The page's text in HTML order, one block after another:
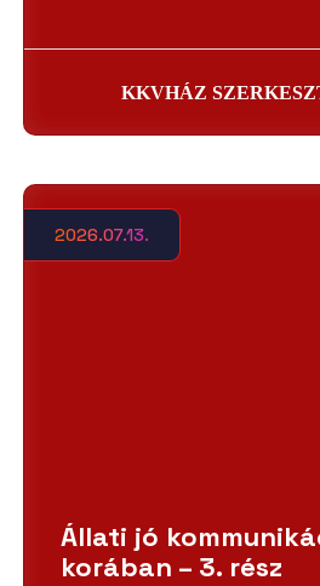
KKVHÁZ
2026.07.13.
Állati jó
korában – 3. rész